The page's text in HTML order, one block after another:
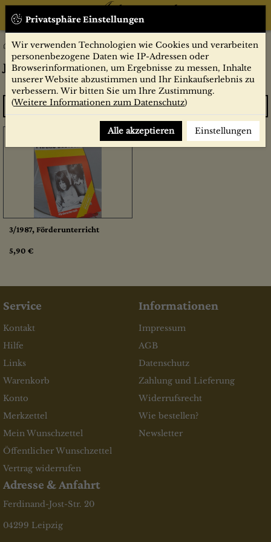
Privatsphäre Einstellungen
Wir verwenden Technologien wie Cookies und verarbeiten
personenbezogene Daten wie IP-Adressen oder
Browserinformationen, um Ergebnisse zu messen, Inhalte
unserer Website abzustimmen und Ihr Einkaufserlebnis zu
verbessern. Wir bitten Sie um Ihre Zustimmung.
(Weitere Informationen zum Datenschutz)
Alle akzeptieren Einstellungen
Zeitschriften PRAXIS DEUTSCH Jahrgang 1987
Jahrgang 1987
Sortieren
3/1987, Förderunterricht
5,90 €
Service
Kontakt
Hilfe
Links
Warenkorb
Konto
Merkzettel
Mein Wunschzettel
Öffentlicher Wunschzettel
Vertrag widerrufen
Informationen
Impressum
AGB
Datenschutz
Zahlung und Lieferung
Widerrufsrecht
Wie bestellen?
Newsletter
Adresse & Anfahrt
Ferdinand-Jost-Str. 20
04299 Leipzig